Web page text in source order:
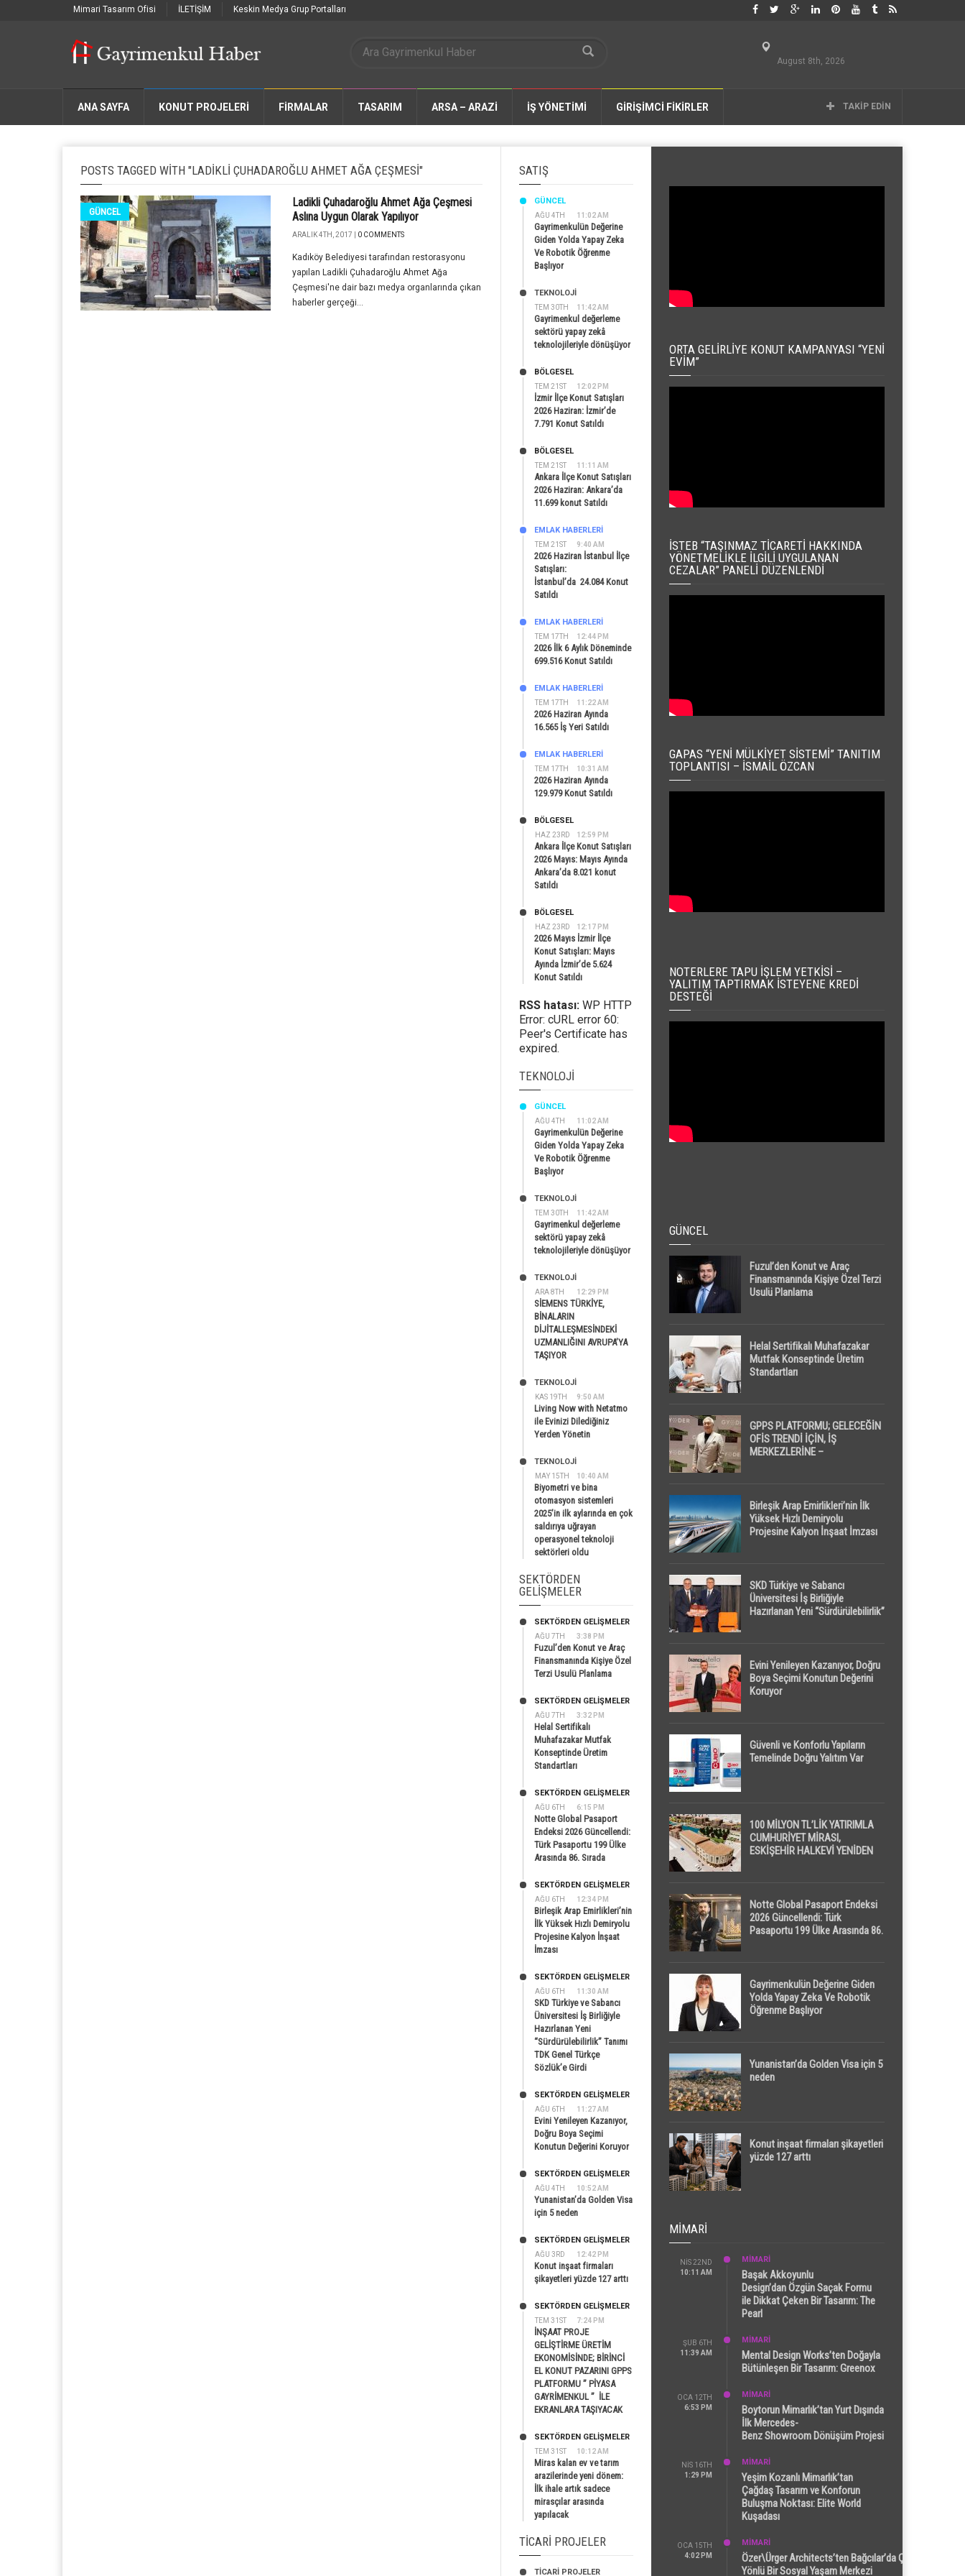
Mimari Tasarım Ofisi İLETİŞİM Keskin Medya Grup Portalları
August 8th, 2026
ANA SAYFA KONUT PROJELERİ FIRMALAR TASARIM ARSA – ARAZİ İŞ YÖNETİMİ GİRİŞİMCİ FİKİRLER TAKIP EDIN
POSTS TAGGED WITH "LADIKLI ÇUHADAROĞLU AHMET AĞA ÇEŞMESI"
GÜNCEL
Ladikli Çuhadaroğlu Ahmet Ağa Çeşmesi
Aslına Uygun Olarak Yapılıyor
ARALIK 4TH, 2017 | 0 COMMENTS
Kadıköy Belediyesi tarafından restorasyonu
yapılan Ladikli Çuhadaroğlu Ahmet Ağa
Çeşmesi'ne dair bazı medya organlarında çıkan
haberler gerçeği...
SATIŞ
AĞU 4TH 11:02 AM
GÜNCEL
Gayrimenkulün Değerine
Giden Yolda Yapay Zeka
Ve Robotik Öğrenme
Başlıyor
TEM 30TH 11:42 AM
TEKNOLOJİ
Gayrimenkul değerleme
sektörü yapay zekâ
teknolojileriyle dönüşüyor
TEM 21ST 12:02 PM
BÖLGESEL
İzmir İlçe Konut Satışları
2026 Haziran: İzmir’de
7.791 Konut Satıldı
TEM 21ST 11:11 AM
BÖLGESEL
Ankara İlçe Konut Satışları
2026 Haziran: Ankara’da
11.699 konut Satıldı
TEM 21ST 9:40 AM
EMLAK HABERLERI
2026 Haziran İstanbul İlçe
Satışları:
İstanbul’da 24.084 Konut
Satıldı
TEM 17TH 12:44 PM
EMLAK HABERLERI
2026 İlk 6 Aylık Döneminde
699.516 Konut Satıldı
TEM 17TH 11:22 AM
EMLAK HABERLERI
2026 Haziran Ayında
16.565 İş Yeri Satıldı
TEM 17TH 10:31 AM
EMLAK HABERLERI
2026 Haziran Ayında
129.979 Konut Satıldı
HAZ 23RD 12:59 PM
BÖLGESEL
Ankara İlçe Konut Satışları
2026 Mayıs: Mayıs Ayında
Ankara’da 8.021 konut
Satıldı
HAZ 23RD 12:17 PM
BÖLGESEL
2026 Mayıs İzmir İlçe
Konut Satışları: Mayıs
Ayında İzmir’de 5.624
Konut Satıldı
RSS hatası: WP HTTP
Error: cURL error 60:
Peer's Certificate has
expired.
TEKNOLOJI
AĞU 4TH 11:02 AM
GÜNCEL
Gayrimenkulün Değerine
Giden Yolda Yapay Zeka
Ve Robotik Öğrenme
Başlıyor
TEM 30TH 11:42 AM
TEKNOLOJİ
Gayrimenkul değerleme
sektörü yapay zekâ
teknolojileriyle dönüşüyor
ARA 8TH 12:29 PM
TEKNOLOJİ
SİEMENS TÜRKİYE,
BİNALARIN
DİJİTALLEŞMESİNDEKİ
UZMANLIĞINI AVRUPA’YA
TAŞIYOR
KAS 19TH 9:50 AM
TEKNOLOJİ
Living Now with Netatmo
ile Evinizi Dilediğiniz
Yerden Yönetin
MAY 15TH 10:40 AM
TEKNOLOJİ
Biyometri ve bina
otomasyon sistemleri
2025’in ilk aylarında en çok
saldırıya uğrayan
operasyonel teknoloji
sektörleri oldu
SEKTÖRDEN
GELIŞMELER
AĞU 7TH 3:38 PM
SEKTÖRDEN GELIŞMELER
Fuzul’den Konut ve Araç
Finansmanında Kişiye Özel
Terzi Usulü Planlama
AĞU 7TH 3:32 PM
SEKTÖRDEN GELIŞMELER
Helal Sertifikalı
Muhafazakar Mutfak
Konseptinde Üretim
Standartları
AĞU 6TH 6:15 PM
SEKTÖRDEN GELIŞMELER
Notte Global Pasaport
Endeksi 2026 Güncellendi:
Türk Pasaportu 199 Ülke
Arasında 86. Sırada
AĞU 6TH 12:34 PM
SEKTÖRDEN GELIŞMELER
Birleşik Arap Emirlikleri’nin
İlk Yüksek Hızlı Demiryolu
Projesine Kalyon İnşaat
İmzası
AĞU 6TH 11:30 AM
SEKTÖRDEN GELIŞMELER
SKD Türkiye ve Sabancı
Üniversitesi İş Birliğiyle
Hazırlanan Yeni
“Sürdürülebilirlik” Tanımı
TDK Genel Türkçe
Sözlük’e Girdi
AĞU 6TH 11:27 AM
SEKTÖRDEN GELIŞMELER
Evini Yenileyen Kazanıyor,
Doğru Boya Seçimi
Konutun Değerini Koruyor
AĞU 4TH 10:52 AM
SEKTÖRDEN GELIŞMELER
Yunanistan’da Golden Visa
için 5 neden
AĞU 3RD 12:42 PM
SEKTÖRDEN GELIŞMELER
Konut inşaat firmaları
şikayetleri yüzde 127 arttı
TEM 31ST 7:24 PM
SEKTÖRDEN GELIŞMELER
İNŞAAT PROJE
GELİŞTİRME ÜRETİM
EKONOMİSİNDE; BİRİNCİ
EL KONUT PAZARINI GPPS
PLATFORMU ” PİYASA
GAYRİMENKUL ” İLE
EKRANLARA TAŞIYACAK
TEM 31ST 10:12 AM
SEKTÖRDEN GELIŞMELER
Miras kalan ev ve tarım
arazilerinde yeni dönem:
İlk ihale artık sadece
mirasçılar arasında
yapılacak
TICARI PROJELER
TİCARİ PROJELER
ORTA GELIRLIYE KONUT KAMPANYASI “YENI
EVIM”
İSTEB “TAŞINMAZ TICARETI HAKKINDA
YÖNETMELIKLE İLGILI UYGULANAN
CEZALAR” PANELI DÜZENLENDI
GAPAS “YENI MÜLKIYET SISTEMI” TANITIM
TOPLANTISI – İSMAIL ÖZCAN
NOTERLERE TAPU İŞLEM YETKISI –
YALITIM TAPTIRMAK İSTEYENE KREDI
DESTEĞI
GÜNCEL
Fuzul’den Konut ve Araç
Finansmanında Kişiye Özel Terzi
Usulü Planlama
Helal Sertifikalı Muhafazakar
Mutfak Konseptinde Üretim
Standartları
GPPS PLATFORMU; GELECEĞİN
OFİS TRENDİ İÇİN, İŞ
MERKEZLERİNE –
Birleşik Arap Emirlikleri’nin İlk
Yüksek Hızlı Demiryolu
Projesine Kalyon İnşaat İmzası
SKD Türkiye ve Sabancı
Üniversitesi İş Birliğiyle
Hazırlanan Yeni “Sürdürülebilirlik”
Evini Yenileyen Kazanıyor, Doğru
Boya Seçimi Konutun Değerini
Koruyor
Güvenli ve Konforlu Yapıların
Temelinde Doğru Yalıtım Var
100 MİLYON TL’LİK YATIRIMLA
CUMHURİYET MİRASI,
ESKİŞEHİR HALKEVİ YENİDEN
Notte Global Pasaport Endeksi
2026 Güncellendi: Türk
Pasaportu 199 Ülke Arasında 86.
Gayrimenkulün Değerine Giden
Yolda Yapay Zeka Ve Robotik
Öğrenme Başlıyor
Yunanistan’da Golden Visa için 5
neden
Konut inşaat firmaları şikayetleri
yüzde 127 arttı
MIMARI
NIS 22ND
10:11 AM
MİMARİ
Başak Akkoyunlu
Design’dan Özgün Saçak Formu
ile Dikkat Çeken Bir Tasarım: The
Pearl
ŞUB 6TH
11:39 AM
MİMARİ
Mental Design Works’ten Doğayla
Bütünleşen Bir Tasarım: Greenox
OCA 12TH
6:53 PM
MİMARİ
Boytorun Mimarlık’tan Yurt Dışında
İlk Mercedes-
Benz Showroom Dönüşüm Projesi
NIS 16TH
1:29 PM
MİMARİ
Yeşim Kozanlı Mimarlık’tan
Çağdaş Tasarım ve Konforun
Buluşma Noktası: Elite World
Kuşadası
OCA 15TH
4:02 PM
MİMARİ
Özer\Ürger Architects’ten Bağcılar’da Çok
Yönlü Bir Sosyal Yaşam Merkezi